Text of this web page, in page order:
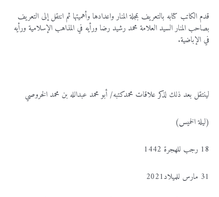
قدم الكاتب كتابه بالتعريف بمجلة المنار واعدادها وأهميتها ثم انتقل إلى التعريف
بصاحب المنار السيد العلامة محمد رشيد رضا ورأيه في المذاهب الإسلامية ورأيه
في الإباضية.
لينتقل بعد ذلك لذكر علاقات محمدكتبه/ أبو محمد عبدالله بن محمد الخروصي
(ليلة الخميس)
18 رجب 144‪2 للهجرة
31 مارس 202‪1للميلاد